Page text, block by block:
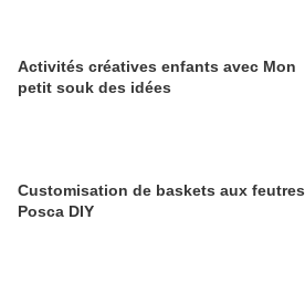
Activités créatives enfants avec Mon
petit souk des idées
Customisation de baskets aux feutres
Posca DIY